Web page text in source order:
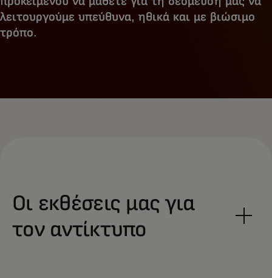
λειτουργούμε υπεύθυνα, ηθικά και με βιώσιμο
τρόπο.
Οι εκθέσεις μας για
τον αντίκτυπο